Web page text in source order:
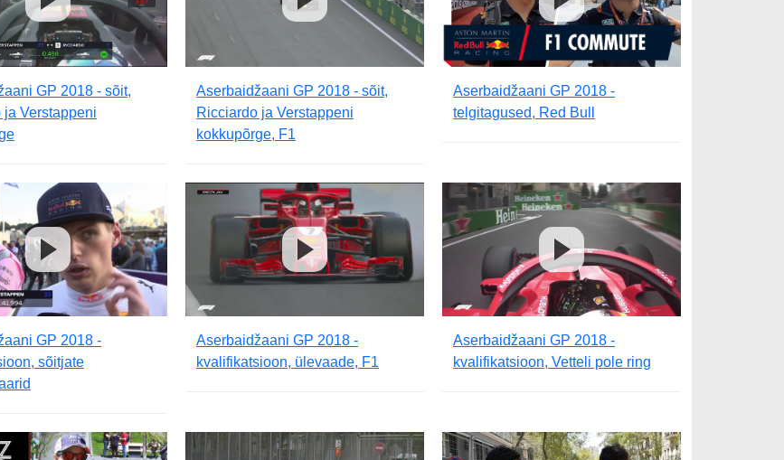
GP 2018 - sõit,
ja Verstappeni
Aserbaidžaani GP 2018 - sõit,
Ricciardo ja Verstappeni
kokkupõrge, F1
Aserbaidžaani GP 2018 -
telgitagused, Red Bull
GP 2018 -
sõitjate
Aserbaidžaani GP 2018 -
kvalifikatsioon, ülevaade, F1
Aserbaidžaani GP 2018 -
kvalifikatsioon, Vetteli pole ring